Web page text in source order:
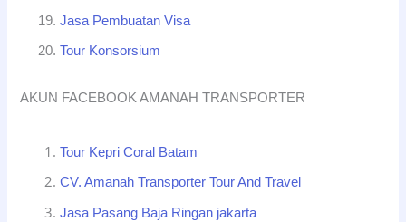
Jasa Pembuatan Visa
Tour Konsorsium
AKUN FACEBOOK AMANAH TRANSPORTER
Tour Kepri Coral Batam
CV. Amanah Transporter Tour And Travel
Jasa Pasang Baja Ringan jakarta